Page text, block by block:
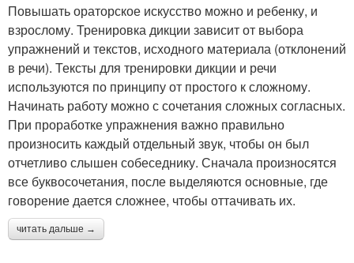
Повышать ораторское искусство можно и ребенку, и
взрослому. Тренировка дикции зависит от выбора
упражнений и текстов, исходного материала (отклонений
в речи). Тексты для тренировки дикции и речи
используются по принципу от простого к сложному.
Начинать работу можно с сочетания сложных согласных.
При проработке упражнения важно правильно
произносить каждый отдельный звук, чтобы он был
отчетливо слышен собеседнику. Сначала произносятся
все буквосочетания, после выделяются основные, где
говорение дается сложнее, чтобы оттачивать их.
читать дальше →